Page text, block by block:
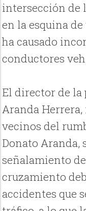
intersección de
en la esquina
ha causado
conductores
El director de
Aranda
vecinos del
Donato Aranda,
señalamiento
cruzamiento
accidentes que